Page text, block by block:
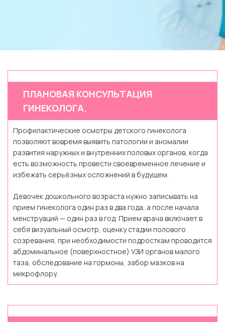
ПЛАНОВАЯ КОНСУЛЬТАЦИЯ
ГИНЕКОЛОГА.
Профилактические осмотры детского гинеколога
позволяют вовремя выявить патологии и аномалии
развития наружных и внутренних половых органов, когда
есть возможность провести своевременное лечение и
избежать серьёзных осложнений в будущем.
Девочек дошкольного возраста нужно записывать на
прием гинеколога один раз в два года, а после начала
менструаций — один раз в год. Прием врача включает в
себя визуальный осмотр, оценку стадии полового
созревания, при необходимости подросткам проводится
абдоминальное (поверхностное) УЗИ органов малого
таза, обследование на гормоны, забор мазков на
микрофлору.